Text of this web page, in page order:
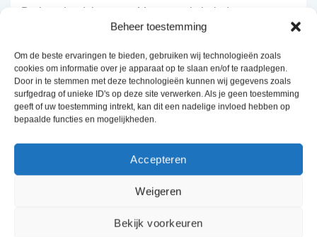
Beheer toestemming
Om de beste ervaringen te bieden, gebruiken wij technologieën zoals
cookies om informatie over je apparaat op te slaan en/of te raadplegen.
Door in te stemmen met deze technologieën kunnen wij gegevens zoals
surfgedrag of unieke ID's op deze site verwerken. Als je geen toestemming
geeft of uw toestemming intrekt, kan dit een nadelige invloed hebben op
bepaalde functies en mogelijkheden.
Accepteren
Weigeren
Bekijk voorkeuren
De lage laadvloer van 44 cm maakt beladen
eenvoudig, en de vier LED-lampen aan het interieur,
optimale zichtbaarheid in de laadruimte zonder uw
accu te belasten. De antracietkleurige lichtmetalen
velgen en het reservewiel, gemonteerd aan de
voorzijde, completeren de strakke, professionele
Veilig en betrouwbaar gebouwd
De Box Van is uitgerust met een extra sterke koppeling
steunpoten bieden extra ondersteuning bij het laden